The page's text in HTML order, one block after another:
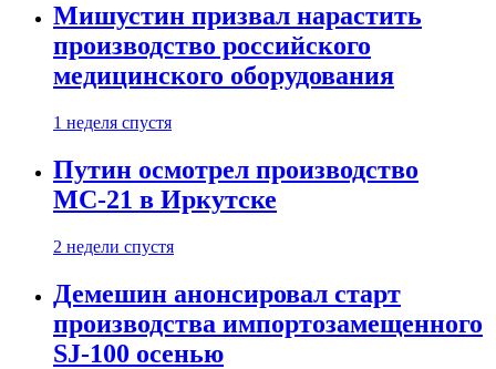
Мишустин призвал нарастить
производство российского
медицинского оборудования
1 неделя спустя
Путин осмотрел производство
МС-21 в Иркутске
2 недели спустя
Демешин анонсировал старт
производства импортозамещенного
SJ-100 осенью